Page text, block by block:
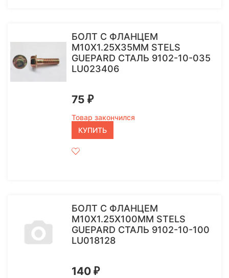
БОЛТ С ФЛАНЦЕМ
M10Х1.25Х35ММ STELS
GUEPARD СТАЛЬ 9102-10-035
LU023406
75 ₽
Товар закончился
КУПИТЬ
БОЛТ С ФЛАНЦЕМ
М10Х1.25Х100ММ STELS
GUEPARD СТАЛЬ 9102-10-100
LU018128
140 ₽